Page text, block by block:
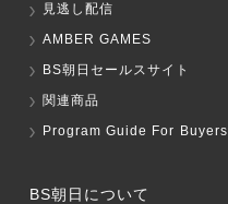
見逃し配信
AMBER GAMES
BS朝日セールスサイト
関連商品
Program Guide For Buyers
BS朝日について